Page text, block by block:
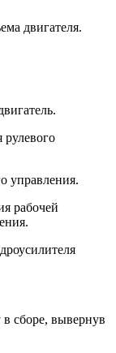
двигателя.
рулевого
управления.
рабочей
сборе, вывернув